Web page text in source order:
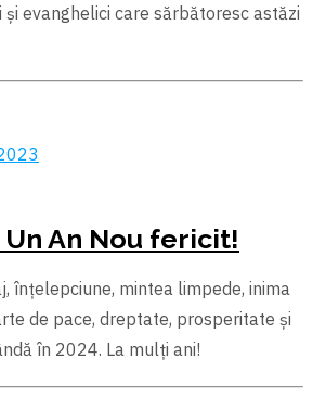
evanghelici care sărbătoresc astăzi
An Nou fericit!
înțelepciune, mintea limpede, inima
de pace, dreptate, prosperitate şi
în 2024. La mulți ani!